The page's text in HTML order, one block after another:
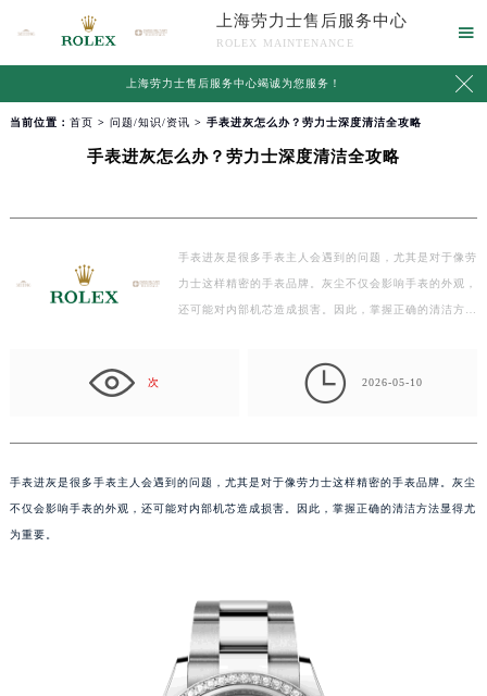
上海劳力士售后服务中心
ROLEX MAINTENANCE

上海劳力士售后服务中心竭诚为您服务！ 
当前位置： 首页 > 问题/知识/资讯 > 手表进灰怎么办？劳力士深度清洁全攻略
手表进灰怎么办？劳力士深度清洁全攻略
手表进灰是很多手表主人会遇到的问题，尤其是对于像劳
力士这样精密的手表品牌。灰尘不仅会影响手表的外观，
还可能对内部机芯造成损害。因此，掌握正确的清洁方…
次  2026-05-10
手表进灰是很多手表主人会遇到的问题，尤其是对于像劳力士这样精密的手表品牌。灰尘
不仅会影响手表的外观，还可能对内部机芯造成损害。因此，掌握正确的清洁方法显得尤
为重要。